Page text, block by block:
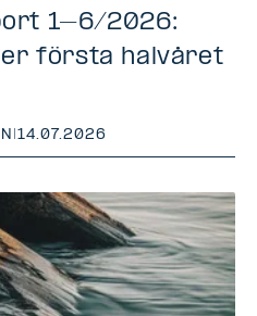
1–6/2026:
första halvåret
|14.07.2026